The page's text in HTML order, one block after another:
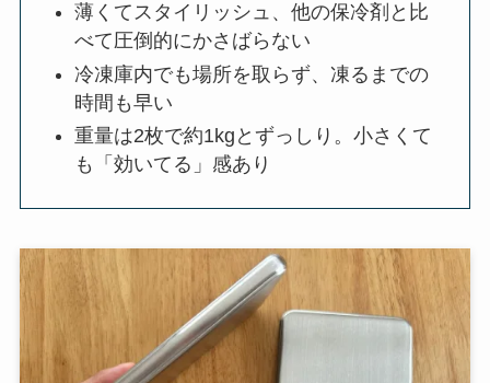
薄くてスタイリッシュ、他の保冷剤と比
べて圧倒的にかさばらない
冷凍庫内でも場所を取らず、凍るまでの
時間も早い
重量は2枚で約1kgとずっしり。小さくて
も「効いてる」感あり